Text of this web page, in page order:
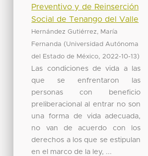
Preventivo y de Reinserción
Social de Tenango del Valle
Hernández Gutiérrez, María
Fernanda (Universidad Autónoma
del Estado de México, 2022-10-13)
Las condiciones de vida a las
que se enfrentaron las
personas con beneficio
preliberacional al entrar no son
una forma de vida adecuada,
no van de acuerdo con los
derechos a los que se estipulan
en el marco de la ley, ...